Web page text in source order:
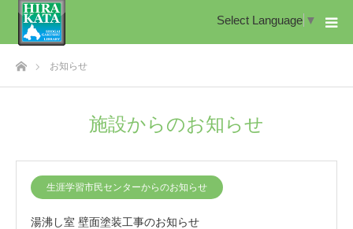
Select Language ▼
ホームお知らせ
施設からのお知らせ
生涯学習市民センターからのお知らせ
湯沸し室 壁面塗装工事のお知らせ